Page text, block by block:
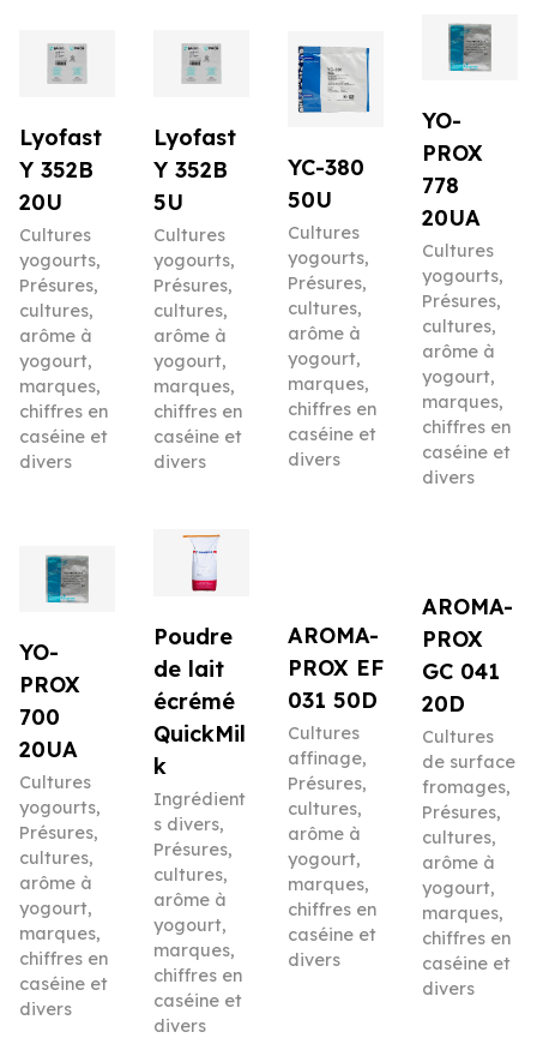
Lyofast
Y 352B
20U
Cultures
yogourts,
Présures,
cultures,
arôme à
yogourt,
marques,
chiffres en
caséine et
divers
Lyofast
Y 352B
5U
Cultures
yogourts,
Présures,
cultures,
arôme à
yogourt,
marques,
chiffres en
caséine et
divers
YC-380
50U
Cultures
yogourts,
Présures,
cultures,
arôme à
yogourt,
marques,
chiffres en
caséine et
divers
YO-
PROX
778
20UA
Cultures
yogourts,
Présures,
cultures,
arôme à
yogourt,
marques,
chiffres en
caséine et
divers
YO-
PROX
700
20UA
Cultures
yogourts,
Présures,
cultures,
arôme à
yogourt,
marques,
chiffres en
caséine et
divers
Poudre
de lait
écrémé
QuickMil
k
Ingrédient
s divers,
Présures,
cultures,
arôme à
yogourt,
marques,
chiffres en
caséine et
divers
AROMA-
PROX EF
031 50D
Cultures
affinage,
Présures,
cultures,
arôme à
yogourt,
marques,
chiffres en
caséine et
divers
AROMA-
PROX
GC 041
20D
Cultures
de surface
fromages,
Présures,
cultures,
arôme à
yogourt,
marques,
chiffres en
caséine et
divers